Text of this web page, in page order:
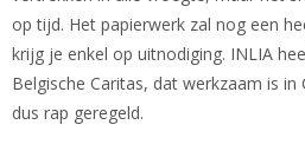
op tijd. Het papierwerk zal nog een
krijg je enkel op uitnodiging. INLIA
Belgische Caritas, dat werkzaam is
dus rap geregeld.